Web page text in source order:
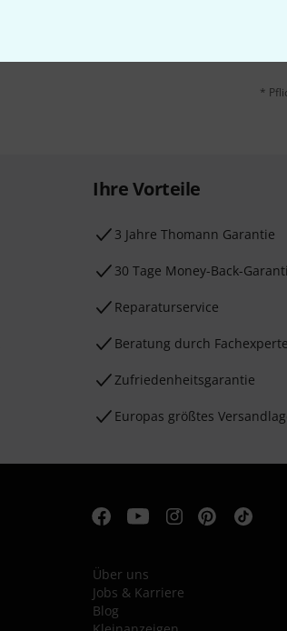
Mit
*
Ihre Vorteile
3 Jahre Thomann Garantie
30 Tage Money-Back-
Reparaturservice
Beratung durch
Zufriedenheitsgarantie
Europas größtes
Über uns
Jobs & Karriere
Blog